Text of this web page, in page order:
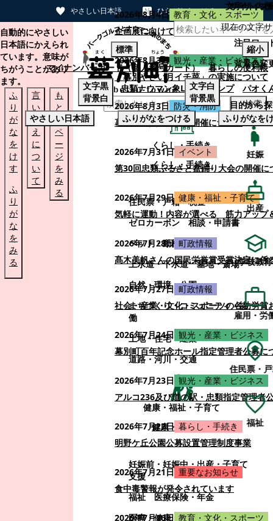
やさしい日本語 ひらがなをつける
本文へスキップする
自動的にやさしい
日本語にかえられ
ています。意味が
ちがうことがあり
ます。
ふ
り
が
な
を
け
す
ふ
り
が
な
を
み
る
言
い
替
え
に
つ
い
て
も
と
の
ペ
ー
ジ
を
み
る
検索
くらし・手続き
くらし・手続き
住民票・戸籍
税金
ゼロカーボン
相談・申請書
ペット・動植物
ごみ
上水道・下水道
墓地・斎場
自然・環境・公園
まちづくり・コミュニティ・協
働
土地・住宅・建築
道路・河川・交通
健康・福祉・子育て
健康・福祉・子育て
妊娠前・妊娠中・出産・子育て
支援
福祉
医療保険・年金
医療・健康
2026年8月4日 教育・文化・スポーツ
企画展に向けて：安東ウメ子さんとの思
2026年8月3日 観光・産業・ビジネス
「幕別やさい月イチ菜」の実施について
2026年8月3日 防災・消防
幕別町防災フェアの開催について
2026年7月31日 イベント
第30回忠類ふるさと盆踊り大会の開催に
2026年7月29日 健康・福祉・子育て
気軽に運動！内容が選べる 筋力アップ
2026年7月28日 町政情報
髙木美帆さんの国民栄誉賞受賞決定に係
2026年7月27日 町政情報
社会・産業・文化・スポーツの各功労
2026年7月24日 観光・産業・ビジネス
幕別町百年記念ホール指定管理者公募に
2026年7月23日 観光・産業・ビジネス
アルコ236及び道の駅・忠類指定管理者
2026年7月22日 暮らし・手続き
明野ケ丘公園公募設置管理制度事業
2026年7月21日 重要なお知らせ
食中毒警報が発令されています
2026年7月16日 教育・文化・スポーツ
サイト内
注目ワー
マイナンバーカード（個人番号カード）
暮らしの便利帳
忠類ナウマン象LINEスタンプ
パオく
目的から
妊娠
出産
学校教育
雇用・労
住民票・
福祉
文字サイズ
現在の文字
標準
縮小
背景色変
文字黒
背景白
文字白
背景黒
やさしい日本語
ふりがなをつける ふりがなを